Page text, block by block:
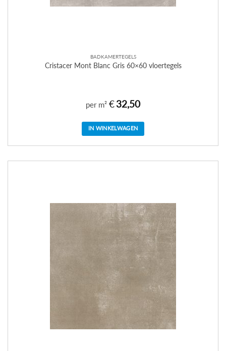
BADKAMERTEGELS
Cristacer Mont Blanc Gris 60×60 vloertegels
per m² €32,50
IN WINKELWAGEN